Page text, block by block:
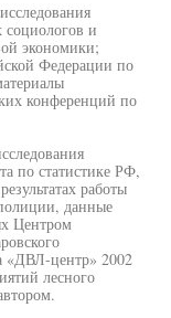
социологов и
экономики;
Федерации по
конференций по
по статистике РФ,
работы
данные
Центром
«ДВЛ-центр» 2002
лесного